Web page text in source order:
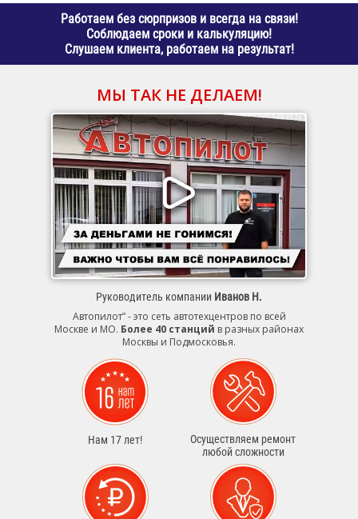
Работаем без сюрпризов и всегда на связи!
Соблюдаем сроки и калькуляцию!
Слушаем клиента, работаем на результат!
МЫ ТАК НЕ ДЕЛАЕМ!
Руководитель компании Иванов Н.
Автопилот” - это сеть автотехцентров по всей
Москве и МО. Более 40 станций в разных районах
Москвы и Подмосковья.
Нам 17 лет!
Осуществляем ремонт
любой сложности